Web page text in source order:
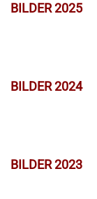
BILDER 2025
BILDER 2024
BILDER 2023